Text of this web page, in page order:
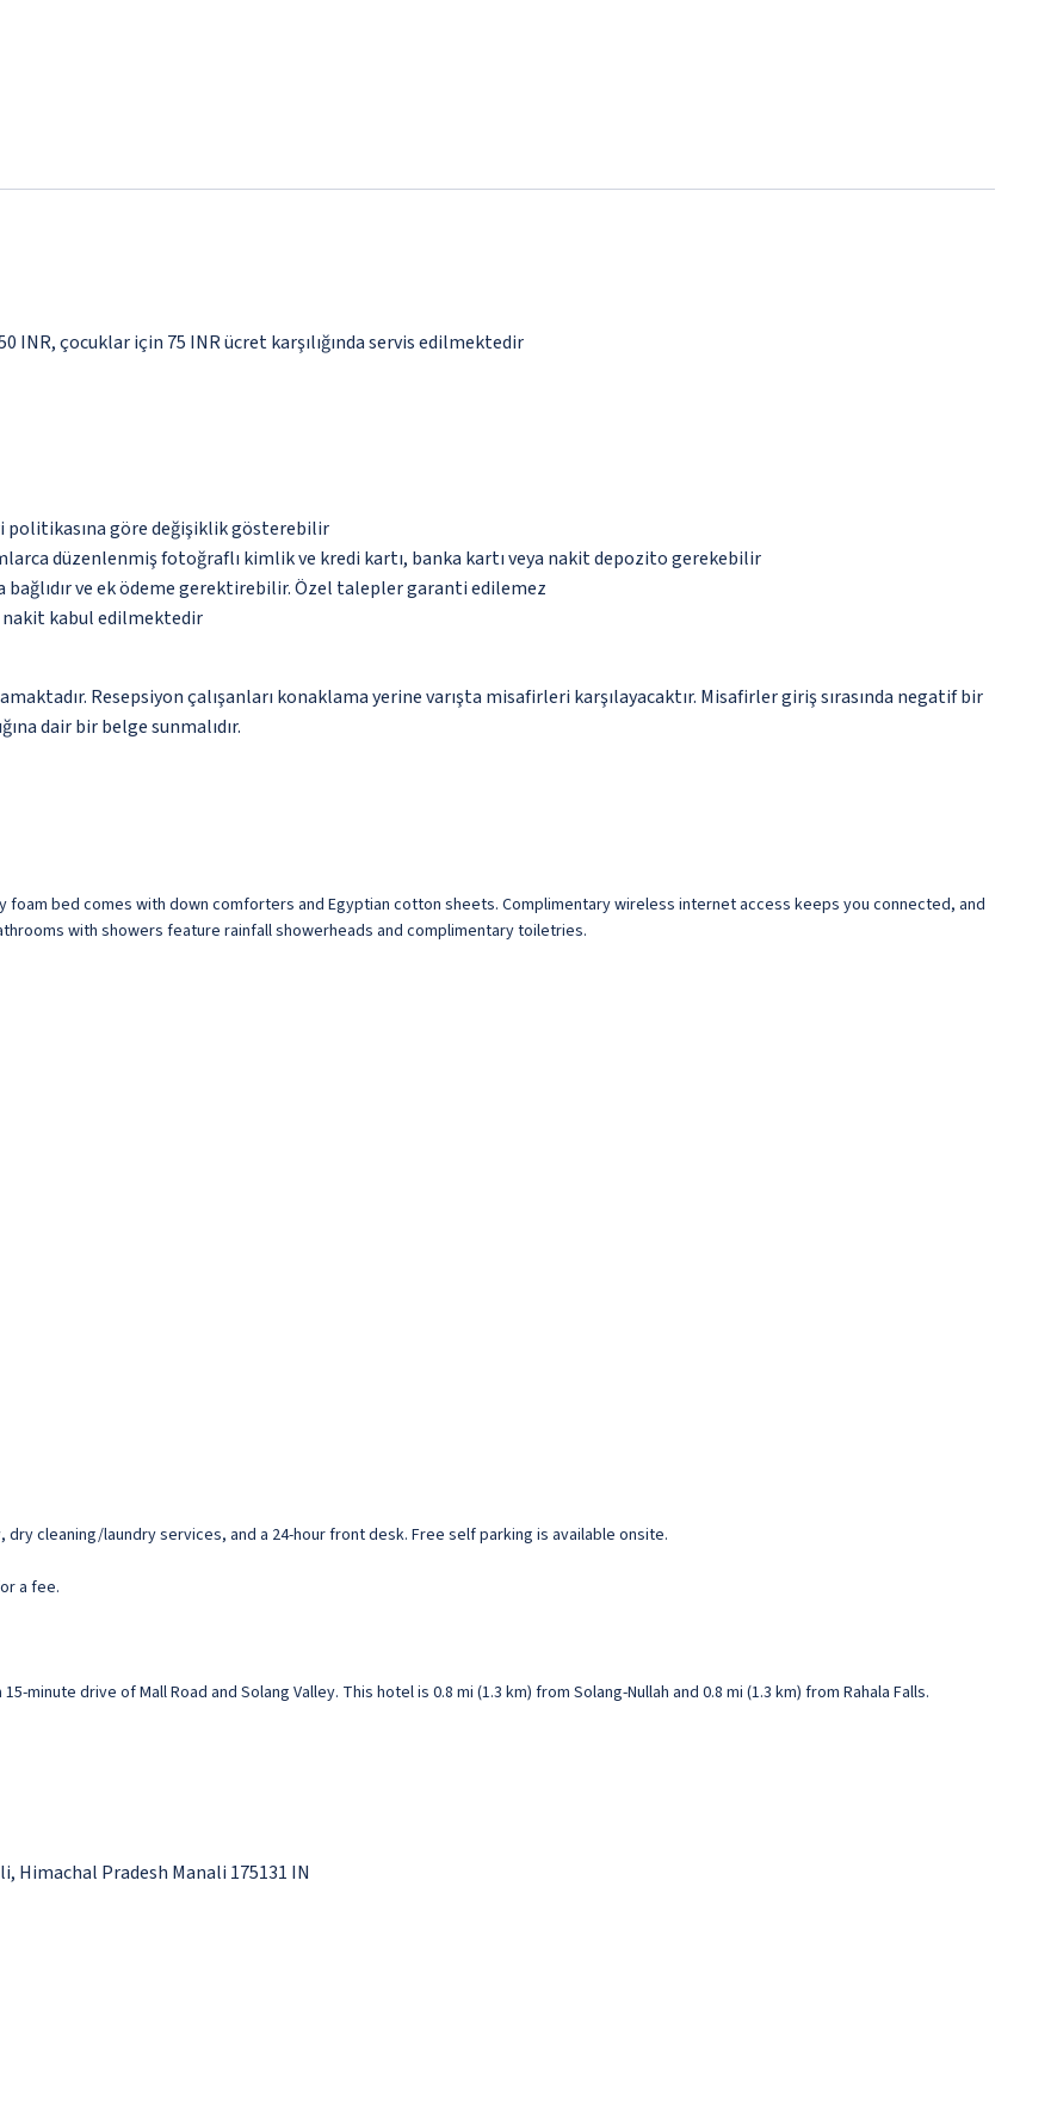
çocuklar için 75 INR ücret karşılığında servis edilmektedir
politikasına göre değişiklik gösterebilir
düzenlenmiş fotoğraflı kimlik ve kredi kartı, banka kartı veya nakit depozito gerekebilir
ve ek ödeme gerektirebilir. Özel talepler garanti edilemez
nakit kabul edilmektedir
Resepsiyon çalışanları konaklama yerine varışta misafirleri karşılayacaktır. Misafirler giriş sırasında negatif bir
dair bir belge sunmalıdır.
foam bed comes with down comforters and Egyptian cotton sheets. Complimentary wireless internet access keeps you connected, and
with showers feature rainfall showerheads and complimentary toiletries.
cleaning/laundry services, and a 24-hour front desk. Free self parking is available onsite.
a fee.
minute drive of Mall Road and Solang Valley. This hotel is 0.8 mi (1.3 km) from Solang-Nullah and 0.8 mi (1.3 km) from Rahala Falls.
Himachal Pradesh Manali 175131 IN